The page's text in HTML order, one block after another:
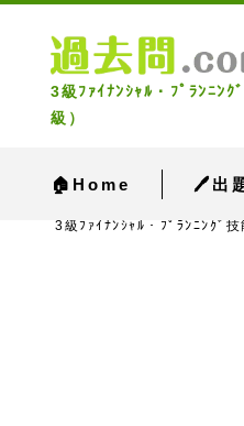
3級ﾌｧｲﾅﾝｼｬﾙ・ﾌﾟﾗﾝﾆﾝｸ
級）
🏠Home 🖊出
3級ﾌｧｲﾅﾝｼｬﾙ・ﾌﾟﾗﾝﾆﾝｸﾞ技